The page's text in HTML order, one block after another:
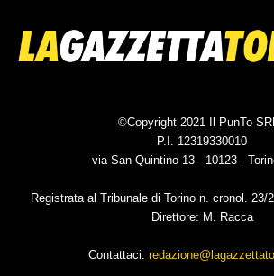
©Copyright 2021 Il PunTo
P.I. 12319330010
via San Quintino 13 - 10123 -
Registrata al Tribunale di Torino n. cronol. 23/
Direttore: M. Racca
Contattaci: